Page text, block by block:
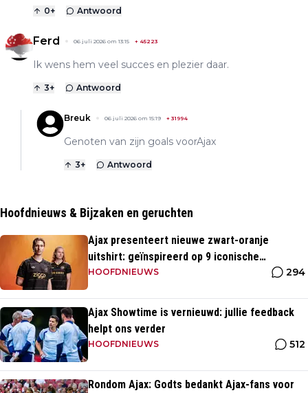
0+ Antwoord
Ferd 06 juli 2026 om 13:15 + 45223
Ik wens hem veel succes en plezier daar.
3+ Antwoord
Breuk 06 juli 2026 om 15:19 + 31994
Genoten van zijn goals voorAjax
3+ Antwoord
Hoofdnieuws & Bijzaken en geruchten
Ajax presenteert nieuwe zwart-oranje
uitshirt: geïnspireerd op 9 iconische
momenten uit clubhistorie
HOOFDNIEUWS 294
Ajax Showtime is vernieuwd: jullie feedback
helpt ons verder
HOOFDNIEUWS 512
Rondom Ajax: Godts bedankt Ajax-fans voor